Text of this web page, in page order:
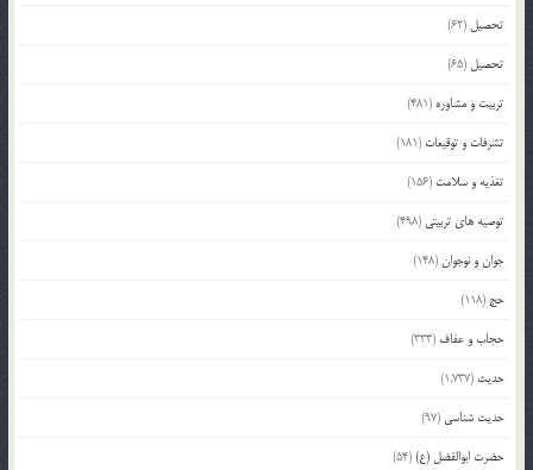
تحصیل (62)
تحصیل (65)
تربیت و مشاوره (481)
تشرفات و توقیعات (181)
تغذیه و سلامت (156)
توصیه های تربیتی (498)
جوان و نوجوان(148)
حج (118)
حجاب و عفاف (333)
حدیث (1,737)
حدیث شناسی (97)
حضرت ابوالفضل (ع)(54)